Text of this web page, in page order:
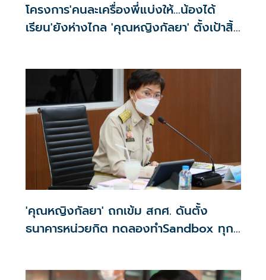
โครงการ'คนละเครื่องพี่แบ่งให้…น้องได้
เรียน'ยังห่างไกล 'คุณหญิงกัลยา' ตั้งเป้าสิ้น
'คุณหญิงกัลยา' ถกเข้ม สกศ. ดันตั้ง
ธนาคารหน่วยกิต ทดลองทำSandbox ทุก